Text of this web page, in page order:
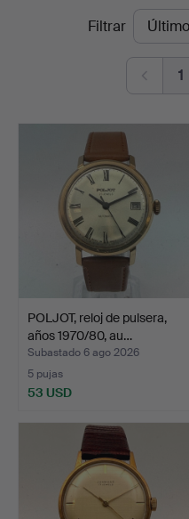
Skandia
Filtrar
1
POLJOT, reloj de pulsera,
años 1970/80, au…
Subastado 6 ago 2026
5 pujas
53 USD